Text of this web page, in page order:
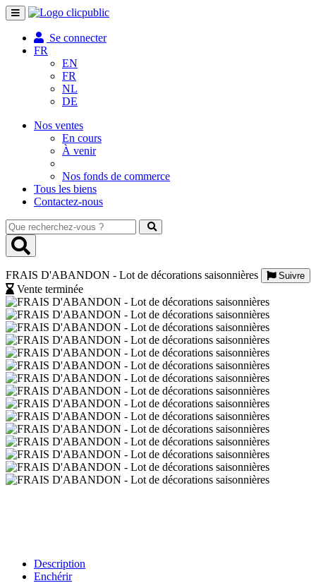
Toggle
navigation
Se connecter
FR
EN
FR
NL
DE
Nos ventes
En cours
À venir
Nos fonds de commerce
Tous les biens
Contactez-nous
Que
recherchez-
vous
FRAIS D'ABANDON - Lot de décorations saisonnières
Suivre
Vente terminée
Description
Enchérir